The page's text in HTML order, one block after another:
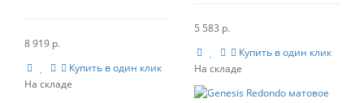
8 919 р.
Купить в один клик
5 583 р.
Купить в один клик